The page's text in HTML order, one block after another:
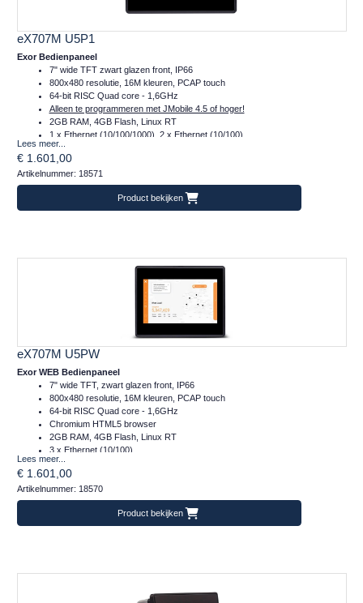
eX707M U5P1
Exor Bedienpaneel
7" wide TFT zwart glazen front, IP66
800x480 resolutie, 16M kleuren, PCAP touch
64-bit RISC Quad core - 1,6GHz
Alleen te programmeren met JMobile 4.5 of hoger!
2GB RAM, 4GB Flash, Linux RT
1 x Ethernet (10/100/1000), 2 x Ethernet (10/100)
1 x Serieel (232/485/422)
2 x Plug-in, 2 x USB, 1 x SD
Temperatuur inzetbereik: -20..+60°C
CE, DNVGL, cULus, Class I Div 2, ATEX en IECex
Frontafmeting: 187x147 (mm)
Lees meer...
€ 1.601,00
Artikelnummer: 18571
Product bekijken
eX707M U5PW
Exor WEB Bedienpaneel
7" wide TFT, zwart glazen front, IP66
800x480 resolutie, 16M kleuren, PCAP touch
64-bit RISC Quad core - 1,6GHz
Chromium HTML5 browser
2GB RAM, 4GB Flash, Linux RT
3 x Ethernet (10/100)
1 x Serieel (RS232/422/485)
2 x Plug-in, 2 x USB, 1 x SD
Temperatuur inzetbereik: -20..+60°C
Frontafmeting: 187x147 (mm)
Lees meer...
€ 1.601,00
Artikelnummer: 18570
Product bekijken